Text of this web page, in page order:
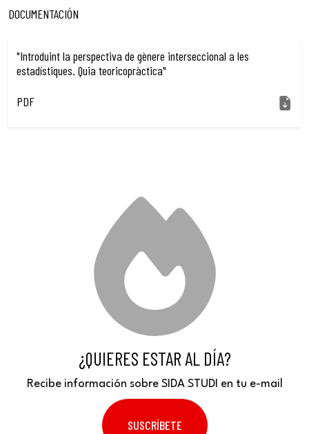
DOCUMENTACIÓN
"Introduint la perspectiva de gènere interseccional a les
estadístiques. Quia teoricopràctica"
PDF
¿QUIERES ESTAR AL DÍA?
Recibe información sobre SIDA STUDI en tu e-mail
SUSCRÍBETE